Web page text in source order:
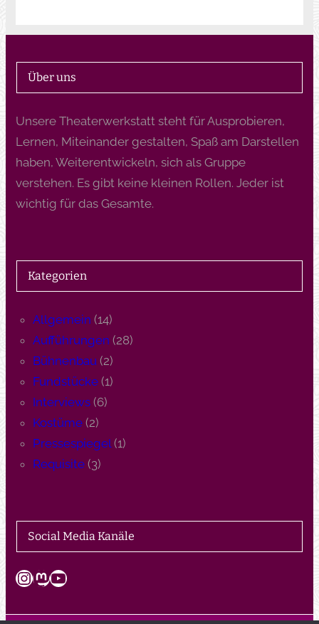
Über uns
Unsere Theaterwerkstatt steht für Ausprobieren,
Lernen, Miteinander gestalten, Spaß am Darstellen
haben, Weiterentwickeln, sich als Gruppe
verstehen. Es gibt keine kleinen Rollen. Jeder ist
wichtig für das Gesamte.
Kategorien
Allgemein (14)
Aufführungen (28)
Bühnenbau(2)
Fundstücke(1)
Interviews(6)
Kostüme(2)
Pressespiegel(1)
Requisite(3)
Social Media Kanäle
InstagramMastodon YouTube